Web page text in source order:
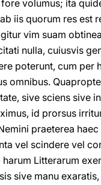
volumus; ita
iis quorum res est
vim suam
nulla, cuiusvis
poterunt, cum per
omnibus.
sive sciens sive
id prorsus
praeterea
vel scindere vel
Litterarum
sive manu